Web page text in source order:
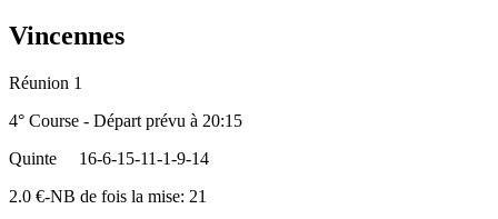
Vincennes
Réunion 1
4° Course - Départ prévu à 20:15
Quinte
16-6-15-11-1-9-14
2.0 €-NB de fois la mise: 21